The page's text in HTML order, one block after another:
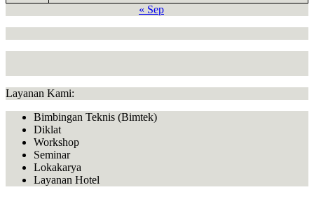
« Sep
Layanan Kami:
Bimbingan Teknis (Bimtek)
Diklat
Workshop
Seminar
Lokakarya
Layanan Hotel